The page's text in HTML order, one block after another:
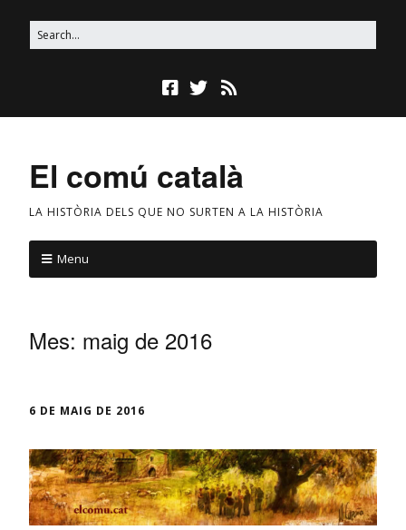
El comú català
LA HISTÒRIA DELS QUE NO SURTEN A LA HISTÒRIA
Menu
Mes: maig de 2016
6 DE MAIG DE 2016